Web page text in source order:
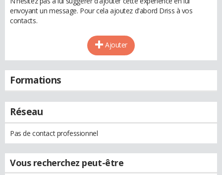
envoyant un message. Pour cela ajoutez d'abord Driss à vos
contacts.
Ajouter
Formations
Réseau
Pas de contact professionnel
Vous recherchez peut-être